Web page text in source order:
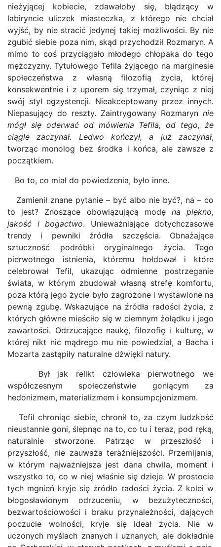
nieżyjącej kobiecie, zdawałoby się, błądzący w
labiryncie uliczek miasteczka, z którego nie chciał
wyjść, by nie stracić jedynej takiej możliwości. By nie
zgubić siebie poza nim, skąd przychodził Rozmaryn. A
mimo to coś przyciągało młodego chłopaka do tego
mężczyzny. Tytułowego Tefila żyjącego na marginesie
społeczeństwa z własną filozofią życia, której
konsekwentnie i z uporem się trzymał, czyniąc z niej
swój styl egzystencji. Nieakceptowany przez innych.
Niepasujący do reszty. Zaintrygowany Rozmaryn nie
mógł się oderwać od mówienia Tefila, od tego, że
ciągle zaczynał. Ledwo kończył, a już zaczynał,
tworząc monolog bez środka i końca, ale zawsze z
początkiem.
Bo to, co miał do powiedzenia, było inne.
Zamienił znane pytanie – być albo nie być?, na – co
to jest? Znoszące obowiązującą modę na piękno,
jakość i bogactwo. Unieważniające dotychczasowe
trendy i pewniki źródła szczęścia. Obnażające
sztuczność podróbki oryginalnego życia. Tego
pierwotnego istnienia, któremu hołdował i które
celebrował Tefil, ukazując odmienne postrzeganie
świata, w którym zbudował własną strefę komfortu,
poza którą jego życie było zagrożone i wystawione na
pewną zgubę. Wskazujące na źródła radości życia, z
których główne mieściło się w ciemnym żołądku i jego
zawartości. Odrzucające naukę, filozofię i kulturę, w
której nikt nic mądrego mu nie powiedział, a Bacha i
Mozarta zastąpiły naturalne dźwięki natury.
Był jak relikt człowieka pierwotnego we
współczesnym społeczeństwie goniącym za
hedonizmem, materializmem i konsumpcjonizmem.
Tefil chroniąc siebie, chronił to, za czym ludzkość
nieustannie goni, ślepnąc na to, co tu i teraz, pod ręką,
naturalnie stworzone. Patrząc w przeszłość i
przyszłość, nie zauważa teraźniejszości. Przemijania,
w którym najważniejsza jest dana chwila, moment i
wszystko to, co w niej właśnie się dzieje. W prostocie
tych mgnień kryje się źródło radości życia. Z kolei w
błogosławionym odrzuceniu, w bezużyteczności,
bezwartościowości i braku przynależności, dających
poczucie wolności, kryje się ideał życia. Nie w
uczonych myślach znanych i uznanych, ale dokładnie